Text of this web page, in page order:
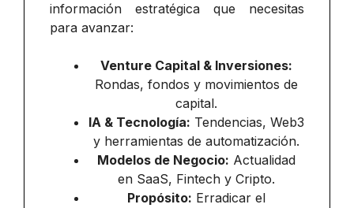
información estratégica que necesitas
para avanzar:
Venture Capital & Inversiones:
Rondas, fondos y movimientos de
capital.
IA & Tecnología: Tendencias, Web3
y herramientas de automatización.
Modelos de Negocio: Actualidad
en SaaS, Fintech y Cripto.
Propósito: Erradicar el